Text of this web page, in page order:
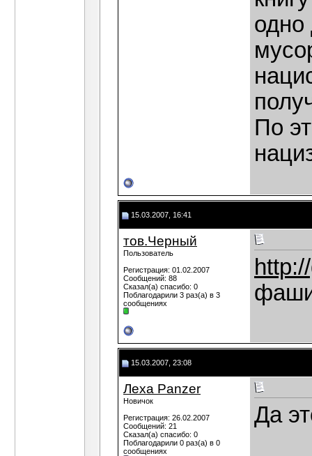
одно
По
15.03.2007, 16:41
тов.Черный
Пользователь
Регистрация: 01.02.2007
Сообщений: 88
Сказал(а) спасибо: 0
Поблагодарили 3 раз(а) в 3
сообщениях
15.03.2007, 23:08
Леха Panzer
Новичок
Регистрация: 26.02.2007
Сообщений: 21
Сказал(а) спасибо: 0
Поблагодарили 0 раз(а) в 0
сообщениях
Да